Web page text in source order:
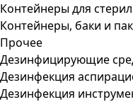
Контейнеры для
Контейнеры, баки и
Прочее
Дезинфицирующие
Дезинфекция
Дезинфекция